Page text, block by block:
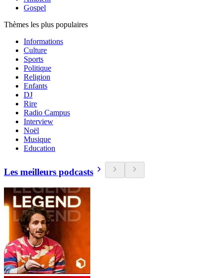
Gospel
Thèmes les plus populaires
Informations
Culture
Sports
Politique
Religion
Enfants
DJ
Rire
Radio Campus
Interview
Noël
Musique
Education
Les meilleurs podcasts